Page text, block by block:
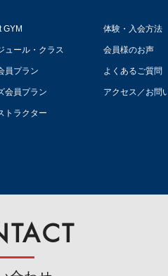
GYM
ュール・クラス
員プラン
会員プラン
トラクター
体験・入会方法
会員様のお声
よくあるご質問
アクセス／お問